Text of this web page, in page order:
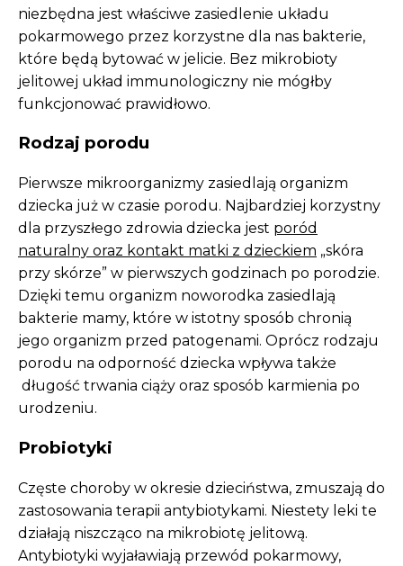
niezbędna jest właściwe zasiedlenie układu
pokarmowego przez korzystne dla nas bakterie,
które będą bytować w jelicie. Bez mikrobioty
jelitowej układ immunologiczny nie mógłby
funkcjonować prawidłowo.
Rodzaj porodu
Pierwsze mikroorganizmy zasiedlają organizm
dziecka już w czasie porodu. Najbardziej korzystny
dla przyszłego zdrowia dziecka jest poród
naturalny oraz kontakt matki z dzieckiem „skóra
przy skórze” w pierwszych godzinach po porodzie.
Dzięki temu organizm noworodka zasiedlają
bakterie mamy, które w istotny sposób chronią
jego organizm przed patogenami. Oprócz rodzaju
porodu na odporność dziecka wpływa także
długość trwania ciąży oraz sposób karmienia po
urodzeniu.
Probiotyki
Częste choroby w okresie dzieciństwa, zmuszają do
zastosowania terapii antybiotykami. Niestety leki te
działają niszcząco na mikrobiotę jelitową.
Antybiotyki wyjaławiają przewód pokarmowy,